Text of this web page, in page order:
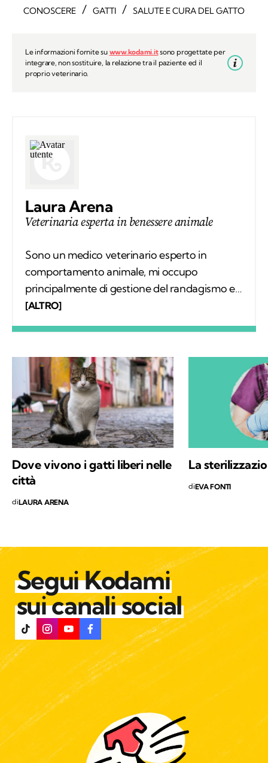
CONOSCERE / GATTI / SALUTE E CURA DEL GATTO
Le informazioni fornite su www.kodami.itsono progettate per
integrare, non sostituire, la relazione tra il paziente ed il
proprio veterinario.
Laura Arena
Veterinaria esperta in benessere animale
Sono un medico veterinario esperto in
comportamento animale, mi occupo
principalmente di gestione del randagismo e
delle colonie feline, benessere animale e
e Serbia.
[ALTRO]
Dove vivono i gatti liberi nelle
città
diLAURA ARENA
La
diEVA FONTI
Segui Kodami
sui canali social